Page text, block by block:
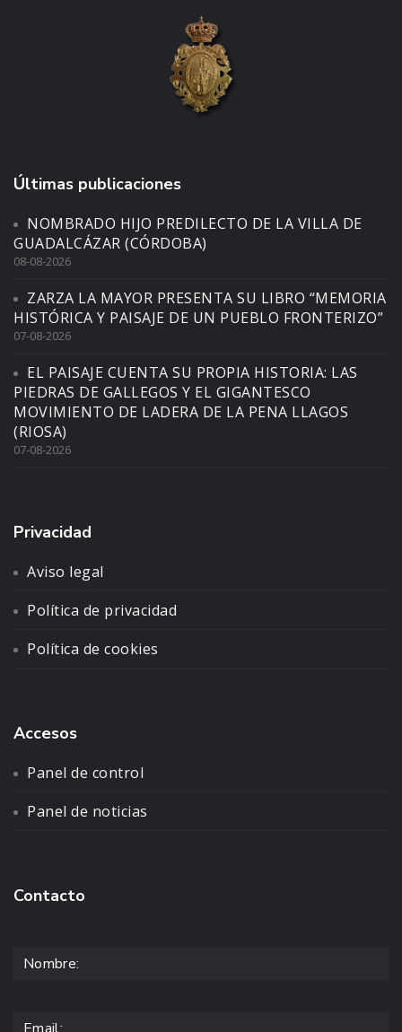
Últimas publicaciones
NOMBRADO HIJO PREDILECTO DE LA VILLA DE
GUADALCÁZAR (CÓRDOBA)
08-08-2026
ZARZA LA MAYOR PRESENTA SU LIBRO “MEMORIA
HISTÓRICA Y PAISAJE DE UN PUEBLO FRONTERIZO”
07-08-2026
EL PAISAJE CUENTA SU PROPIA HISTORIA: LAS
PIEDRAS DE GALLEGOS Y EL GIGANTESCO
MOVIMIENTO DE LADERA DE LA PENA LLAGOS
(RIOSA)
07-08-2026
Privacidad
Aviso legal
Política de privacidad
Política de cookies
Accesos
Panel de control
Panel de noticias
Contacto